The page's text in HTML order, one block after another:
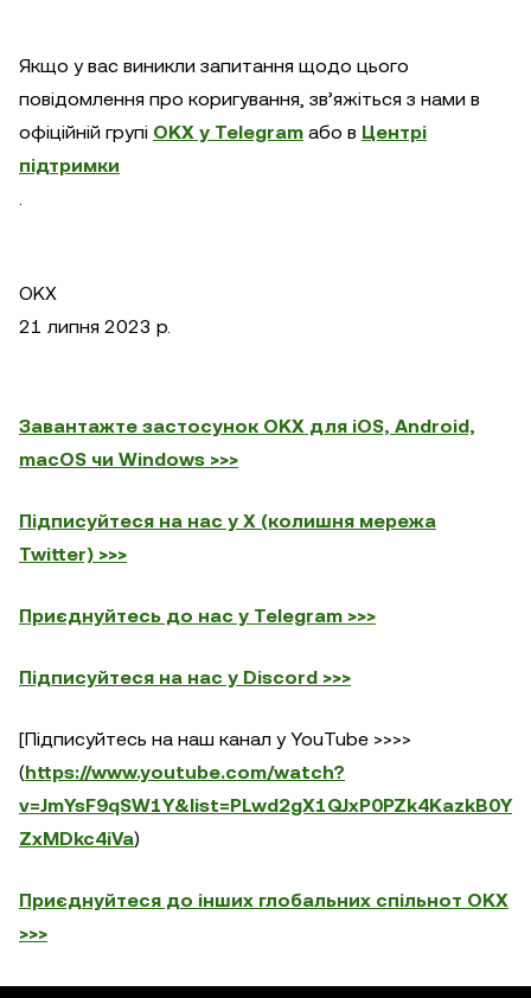
Якщо у вас виникли запитання щодо цього
повідомлення про коригування, зв’яжіться з нами в
офіційній групі OKX у Telegram або в Центрі
підтримки
.
OKX
21 липня 2023 р.
Завантажте застосунок OKX для iOS, Android,
macOS чи Windows >>>
Підписуйтеся на нас у X (колишня мережа
Twitter) >>>
Приєднуйтесь до нас у Telegram >>>
Підписуйтеся на нас у Discord >>>
[Підписуйтесь на наш канал у YouTube >>>>
(https://www.youtube.com/watch?
v=JmYsF9qSW1Y&list=PLwd2gX1QJxP0PZk4KazkB0Y
ZxMDkc4iVa)
Приєднуйтеся до інших глобальних спільнот OKX
>>>